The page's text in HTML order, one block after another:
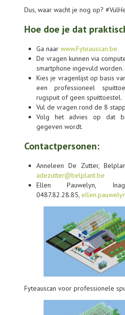
Dus, waar wacht je nog op?
Hoe doe je dat
Ga naar www.Fyteauscan.be.
De vragen kunnen via
smartphone ingevuld worden.
Kies je vragenlijst op basis
een professioneel
rugspuit of geen spuittoestel.
Vul de vragen rond de 8
Volg het advies op dat
gegeven wordt.
Contactpersonen:
Anneleen De Zutter,
adezutter@belplant.be
Ellen Pauwelyn,
0487.82.28.85,
Fyteauscan voor professionele